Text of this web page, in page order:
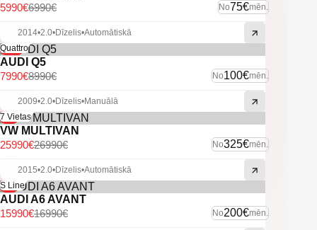
No75€mēn.
6990€
5990€
2014•2.0•Dīzelis•Automātiskā
-11%
Quattro
AUDI Q5
No100€mēn.
8990€
7990€
2009•2.0•Dīzelis•Manuālā
-4%
7 Vietas
VW MULTIVAN
No325€mēn.
26990€
25990€
2015•2.0•Dīzelis•Automātiskā
-6%
S Line
AUDI A6 AVANT
No200€mēn.
16990€
15990€